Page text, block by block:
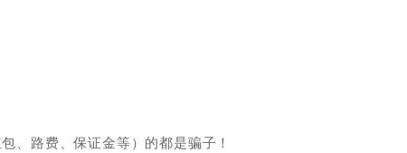
、路费、保证金等）的都是骗子！